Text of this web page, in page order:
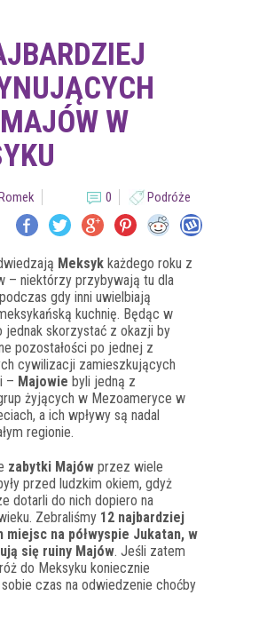
W
0 Podróże
Meksyk każdego roku z
– niektórzy przybywają tu dla
gdy inni uwielbiają
kuchnię. Będąc w
jednak skorzystać z okazji by
pozostałości po jednej z
cywilizacji zamieszkujących
– Majowie byli jedną z
żyjących w Mezoameryce w
a ich wpływy są nadal
regionie.
zabytki Majów przez wiele
przed ludzkim okiem, gdyż
dotarli do nich dopiero na
Zebraliśmy 12 najbardziej
miejsc na półwyspie Jukatan, w
się ruiny Majów. Jeśli zatem
do Meksyku koniecznie
czas na odwiedzenie choćby